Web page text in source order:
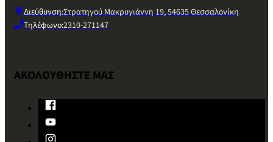
Διεύθυνση:Στρατηγού Μακρυγιάννη 19, 54635 Θεσσαλονίκη
Τηλέφωνο:2310-271147
ΑΚΟΛΟΥΘΗΣΤΕ ΜΑΣ